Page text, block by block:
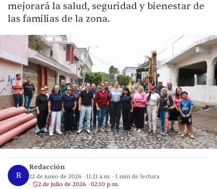
mejorará la salud, seguridad y bienestar de
las familias de la zona.
R
Redacción
22 de junio de 2026 · 11:21 a.m. · 1 min de lectura
2 de julio de 2026 · 02:10 p.m.